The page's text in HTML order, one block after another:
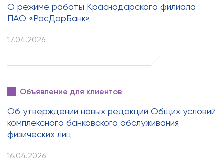
О режиме работы Краснодарского филиала
ПАО «РосДорБанк»
17.04.2026
Объявление для клиентов
Об утверждении новых редакций Общих условий
комплексного банковского обслуживания
физических лиц
16.04.2026